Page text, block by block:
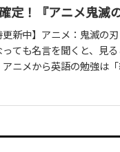
定！『アニメ鬼滅
更新中】アニメ：鬼滅の
ても名言を聞くと、見
アニメから英語の勉強は